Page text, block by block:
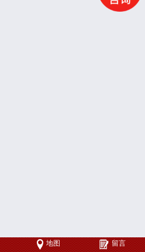
地图 留言